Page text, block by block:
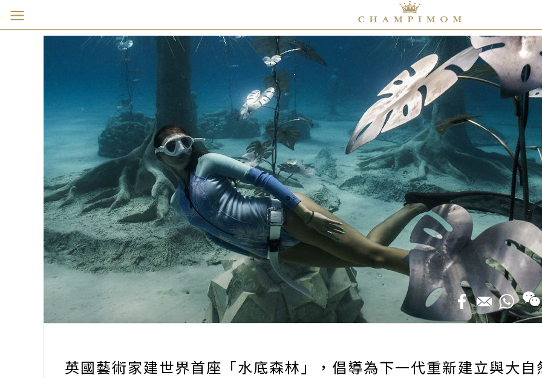
英國藝術家建世界首座「水底森林」，倡導為下一代重新建立與大自